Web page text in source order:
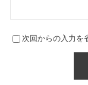
次回からの入力を